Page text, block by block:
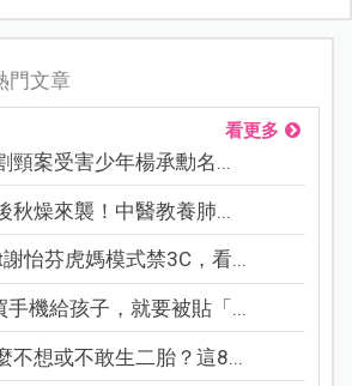
門文章
看更多
頸案受害少年楊承勳名...
秋燥來襲！中醫教養肺...
怡芬虎媽模式禁3C，看...
手機給孩子，就要被貼「...
不想或不敢生二胎？這8...